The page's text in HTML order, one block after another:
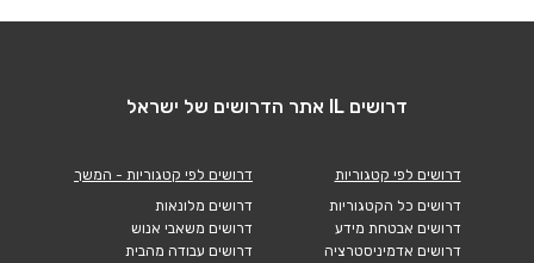
דרושים IL אתר הדרושים של ישראל
דרושים לפי קטגוריות
דרושים כל הקטגוריות
דרושים אבטחת מידע
דרושים אדמיניסטרציה
דרושים לפי קטגוריות - המשך
דרושים מלונאות
דרושים משאבי אנוש
דרושים עבודה מהבית